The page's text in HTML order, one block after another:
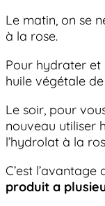
Le matin, on se
à la rose.
Pour hydrater et
huile végétale
Le soir, pour
nouveau utiliser
l’hydrolat à la
C’est
produit a